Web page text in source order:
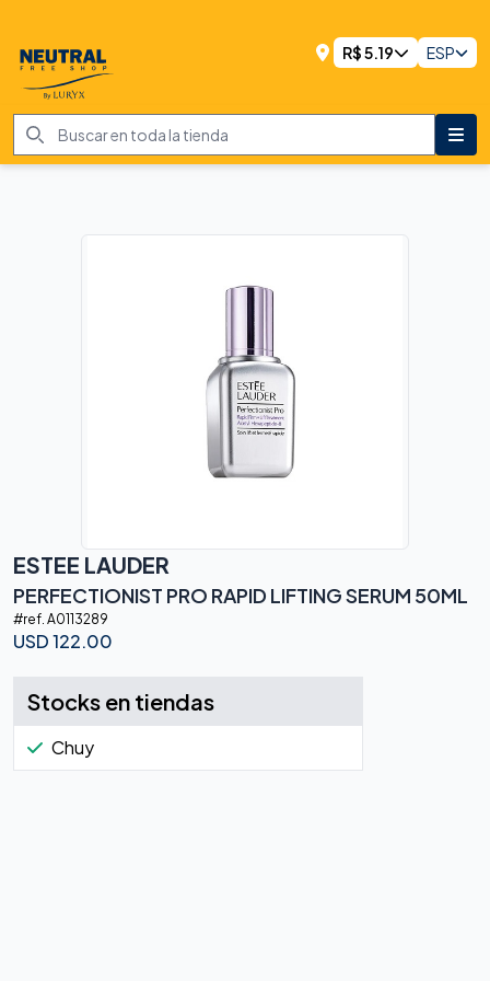
R$5.19 ESP
ESTEE LAUDER
PERFECTIONIST PRO RAPID LIFTING SERUM 50ML
#ref. A0113289
USD122.00
Stocks en tiendas
Chuy